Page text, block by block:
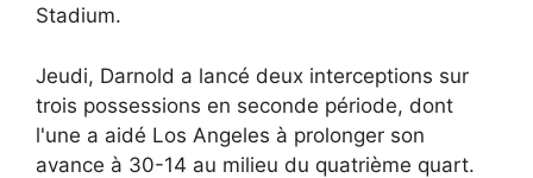
Stadium.
Jeudi, Darnold a lancé deux interceptions sur
trois possessions en seconde période, dont
l'une a aidé Los Angeles à prolonger son
avance à 30-14 au milieu du quatrième quart.